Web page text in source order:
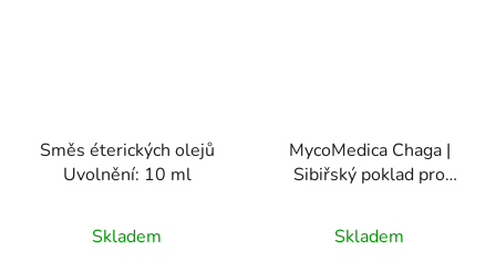
Směs éterických olejů
Uvolnění: 10 ml
Skladem
MycoMedica Chaga |
Sibiřský poklad pro
Skladem